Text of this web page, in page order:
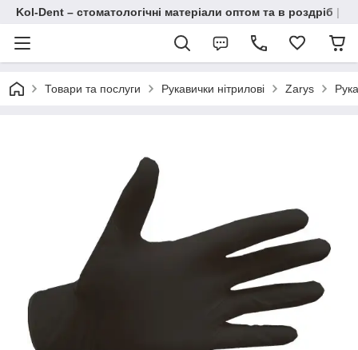
Kol-Dent – ​​стоматологічні матеріали оптом та в роздріб |
Товари та послуги Рукавички нітрилові Zarys